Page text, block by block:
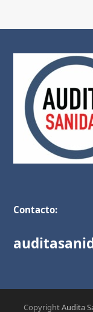
Contacto:
CopyrightAudita